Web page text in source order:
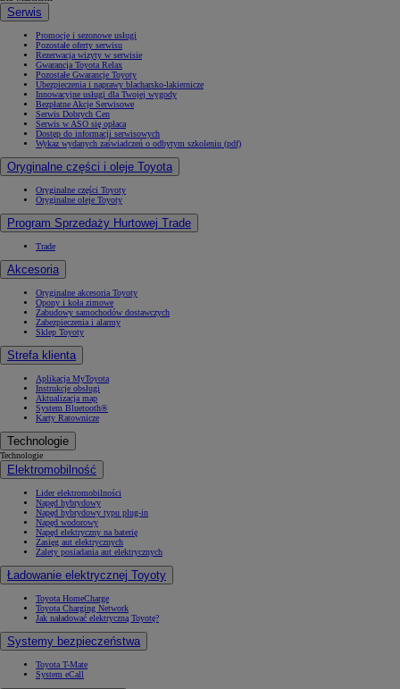
Serwis
Promocje i sezonowe usługi
Pozostałe oferty serwisu
Rezerwacja wizyty w serwisie
Gwarancja Toyota Relax
Pozostałe Gwarancje Toyoty
Ubezpieczenia i naprawy blacharsko-lakiernicze
Innowacyjne usługi dla Twojej wygody
Bezpłatne Akcje Serwisowe
Serwis Dobrych Cen
Serwis w ASO się opłaca
Dostęp do informacji serwisowych
Wykaz wydanych zaświadczeń o odbytym szkoleniu (pdf)
Oryginalne części i oleje Toyota
Oryginalne części Toyoty
Oryginalne oleje Toyoty
Program Sprzedaży Hurtowej Trade
Trade
Akcesoria
Oryginalne akcesoria Toyoty
Opony i koła zimowe
Zabudowy samochodów dostawczych
Zabezpieczenia i alarmy
Sklep Toyoty
Strefa klienta
Aplikacja MyToyota
Instrukcje obsługi
Aktualizacja map
System Bluetooth®
Karty Ratownicze
Technologie
Technologie
Elektromobilność
Lider elektromobilności
Napęd hybrydowy
Napęd hybrydowy typu plug-in
Napęd wodorowy
Napęd elektryczny na baterię
Zasięg aut elektrycznych
Zalety posiadania aut elektrycznych
Ładowanie elektrycznej Toyoty
Toyota HomeCharge
Toyota Charging Network
Jak naładować elektryczną Toyotę?
Systemy bezpieczeństwa
Toyota T-Mate
System eCall